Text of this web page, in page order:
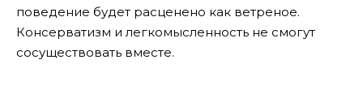
поведение будет расценено как ветреное.
Консерватизм и легкомысленность не смогут
сосуществовать вместе.